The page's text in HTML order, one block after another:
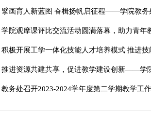
擘画育人新蓝图 奋楫扬帆启征程——学院教务
学院观摩课评比交流活动圆满落幕，助力青年
推进资源共建共享，促进教学建设创新——学
教务处召开2023-2024学年度第二学期教学工